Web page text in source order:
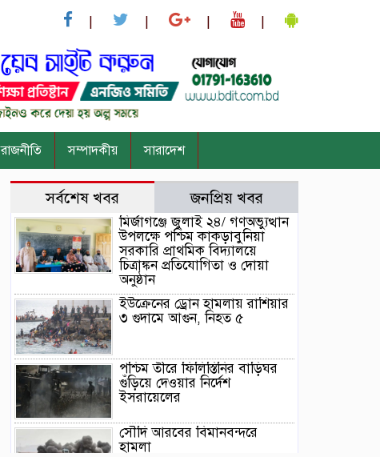
রাজনীতি সম্পাদকীয় সারাদেশ
সর্বশেষ খবর জনপ্রিয় খবর
মির্জাগঞ্জে জুলাই ২৪/ গণঅভ্যুত্থান
উপলক্ষে পশ্চিম কাকড়াবুনিয়া
সরকারি প্রাথমিক বিদ্যালয়ে
চিত্রাঙ্কন প্রতিযোগিতা ও দোয়া
অনুষ্ঠান
ইউক্রেনের ড্রোন হামলায় রাশিয়ার
৩ গুদামে আগুন, নিহত ৫
পশ্চিম তীরে ফিলিস্তিনির বাড়িঘর
গুঁড়িয়ে দেওয়ার নির্দেশ
ইসরায়েলের
সৌদি আরবের বিমানবন্দরে
হামলা